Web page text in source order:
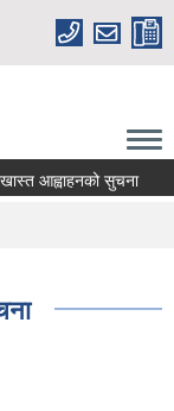
आह्वाहनको सुचना